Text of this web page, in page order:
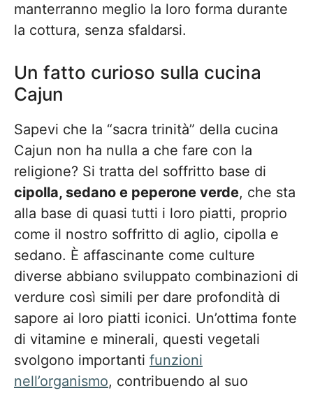
manterranno meglio la loro forma durante
la cottura, senza sfaldarsi.
Un fatto curioso sulla cucina
Cajun
Sapevi che la “sacra trinità” della cucina
Cajun non ha nulla a che fare con la
religione? Si tratta del soffritto base di
cipolla, sedano e peperone verde, che sta
alla base di quasi tutti i loro piatti, proprio
come il nostro soffritto di aglio, cipolla e
sedano. È affascinante come culture
diverse abbiano sviluppato combinazioni di
verdure così simili per dare profondità di
sapore ai loro piatti iconici. Un’ottima fonte
di vitamine e minerali, questi vegetali
svolgono importanti funzioni
nell’organismo, contribuendo al suo